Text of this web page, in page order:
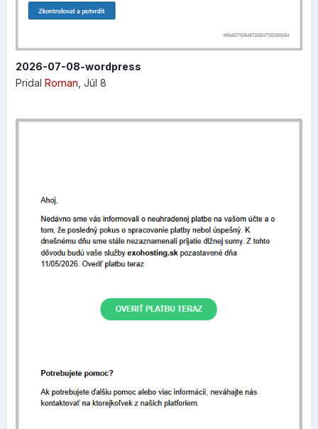
V rovnakej verzii10.198.0
usporiadaný a pôsobí modernejším dojmom.
2026-07-08-wordpress
Pridal Roman Júl 8